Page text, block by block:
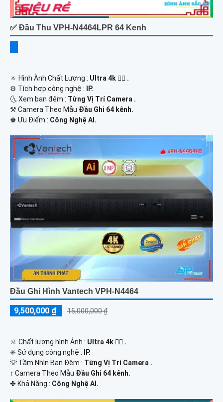
✅ Đầu Thu VPH-N4464LPR 64 Kenh
🔅 Hình Ành Chất Lượng : Ultra 4k 👍🏾 .
⚙ Tích hợp công nghệ :
IP.
🌜 Xem ban đêm : Từng Vị Trí Camera .
⚒ Camera Theo Mẫu Đầu Ghi 64 kênh.
️♚ Ưu Điểm : Công Nghệ AI.
Đầu Ghi Hình Vantech VPH-N4464
9,500,000 ₫ 15,000,000 ₫
🔆 Chất lượng hình Ảnh : Ultra 4k 👍🏾 .
✳️ Sử dụng công nghệ :
IP.
💡 Tầm Nhìn Ban Đêm : Từng Vị Trí Camera .
↕️ Camera Theo Mẫu Đầu Ghi 64 kênh.
️✤ Khả Năng : Công Nghệ AI.